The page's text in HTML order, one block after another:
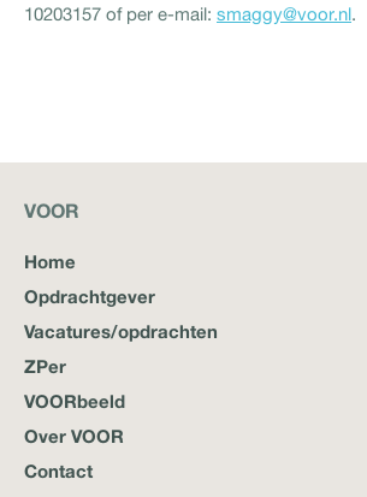
10203157 of per e-mail: smaggy@voor.nl.
VOOR
Home
Opdrachtgever
Vacatures/opdrachten
ZPer
VOORbeeld
Over VOOR
Contact